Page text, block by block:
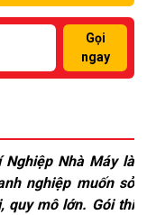
Gọi
ngay
Nghiệp Nhà Máy là
nghiệp muốn sở
quy mô lớn. Gói thi